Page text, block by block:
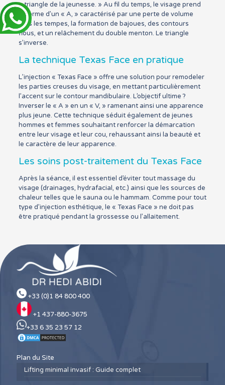
« triangle de la jeunesse. » Au fil du temps, le visage prend
la forme d’un « A, » caractérisé par une perte de volume
vers les tempes, la formation de bajoues, des contours
flous, et un relâchement du double menton. Le triangle
s’inverse.
La technique Texas Face en pratique
L’injection « Texas Face » offre une solution pour remodeler
les parties creuses du visage, en mettant particulièrement
l’accent sur le contour mandibulaire. L’objectif ultime ?
Inverser le « A » en un « V, » ramenant ainsi une apparence
plus jeune. Cette technique séduit également de jeunes
hommes et femmes souhaitant renforcer la démarcation
entre leur visage et leur cou, rehaussant ainsi la beauté et
le caractère de leur apparence.
Les soins post-traitement du Texas Face
Après la séance, il est essentiel d’éviter tout massage du
visage (drainages, hydrafacial, etc.) ainsi que les sources de
chaleur telles que le sauna ou le hammam. Comme pour tout
type d’injection esthétique, le « Texas Face » ne doit pas
être pratiqué pendant la grossesse ou l’allaitement.
+33 (0)1 84 800 400
+1 437-880-3675
+33 6 35 23 57 12
Plan du Site
Lifting minimal invasif : Guide complet